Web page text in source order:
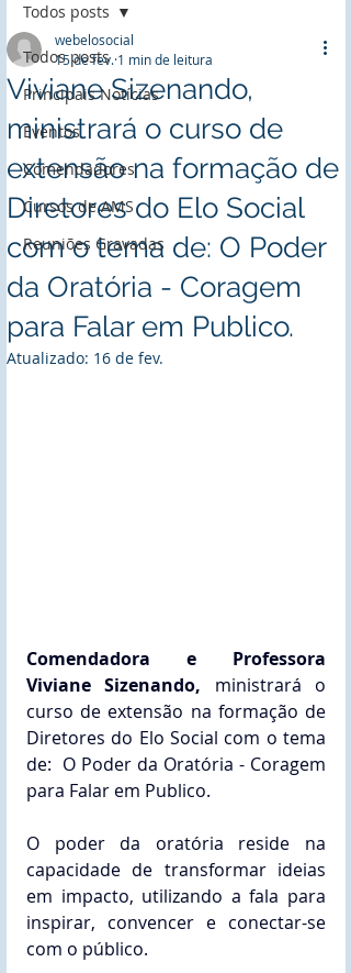
Todos posts
Principais Notícias
Eventos
Comendadores
Cursos de AMS
Reuniões Gravadas
Todos posts
Viviane Sizenando,
ministrará o curso de
extensão na formação de
Diretores do Elo Social
com o tema de: O Poder
da Oratória - Coragem
para Falar em Publico.
webelosocial
15 de fev. 1 min de leitura
Atualizado: 16 de fev.
Comendadora e Professora
Viviane Sizenando, ministrará o
curso de extensão na formação de
Diretores do Elo Social com o tema
de:  O Poder da Oratória - Coragem
para Falar em Publico.
O poder da oratória reside na
capacidade de transformar ideias
em impacto, utilizando a fala para
inspirar, convencer e conectar-se
com o público.